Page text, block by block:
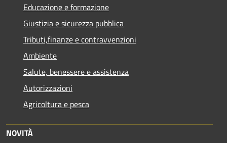
Educazione e formazione
Giustizia e sicurezza pubblica
Tributi,finanze e contravvenzioni
Ambiente
Salute, benessere e assistenza
Autorizzazioni
Agricoltura e pesca
NOVITÀ